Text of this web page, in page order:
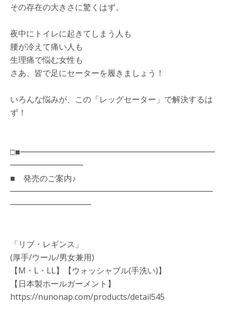
その存在の大きさに驚くはず。
夜中にトイレに起きてしまう人も
腰が冷えて痛い人も
生理痛で悩む女性も
さあ、皆で足にセーターを履きましょう！
いろんな悩みが、この「レッグセーター」で解決するは
ず！
□■━━━━━━━━━━━━━━━━━━━━━━━━
━━━━━━━━━
■ 発売のご案内♪
━━━━━━━━━━━━━━━━━━━━━━━━━
━━━━━━━━━━
「リブ・レギンス」
(厚手/ウール/男女兼用)
【M・L・LL】【ウォッシャブル(手洗い)】
【日本製ホールガーメント】
https://nunonap.com/products/detail545